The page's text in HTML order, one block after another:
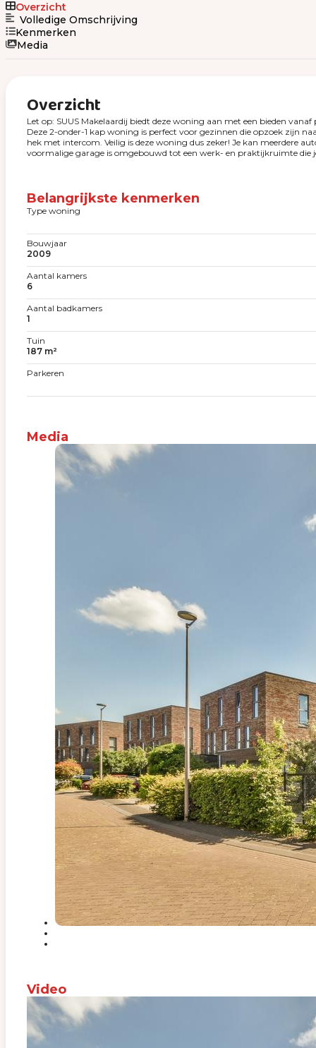
Overzicht
Volledige Omschrijving
Kenmerken
Media
Overzicht
Let op: SUUS Makelaardij biedt deze woning aan met een bieden vanaf
Deze 2-onder-1 kap woning is perfect voor gezinnen die opzoek zijn
hek met intercom. Veilig is deze woning dus zeker! Je kan meerdere
voormalige garage is omgebouwd tot een werk- en praktijkruimte die
Belangrijkste kenmerken
Type woning
Bouwjaar
2009
Aantal kamers
6
Aantal badkamers
1
Tuin
187 m²
Parkeren
Media
Video